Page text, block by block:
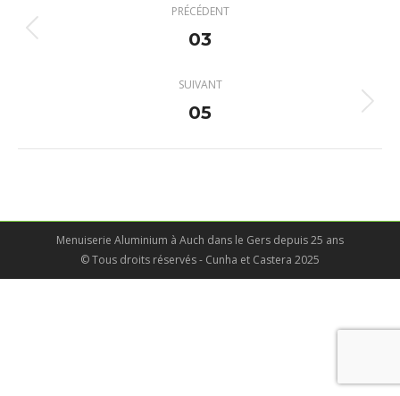
album
PRÉCÉDENT
Album
:
03
SUIVANT
Album
05
Menuiserie Aluminium à Auch dans le Gers depuis 25 ans
© Tous droits réservés - Cunha et Castera 2025